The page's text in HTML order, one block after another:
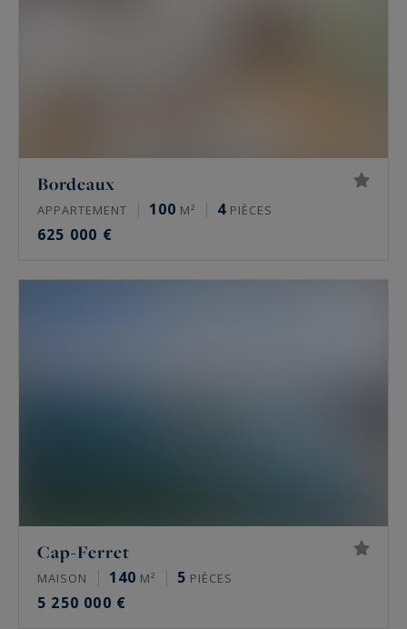
Bordeaux
APPARTEMENT 100 M² 4 PIÈCES
625 000 €
Cap-Ferret
MAISON 140 M² 5 PIÈCES
5 250 000 €